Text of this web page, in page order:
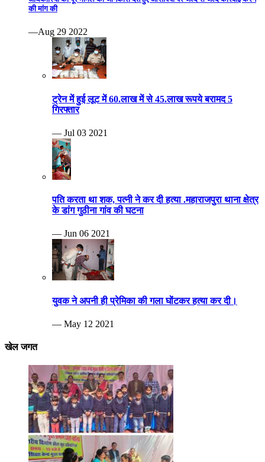
की मांग की
—Aug 29 2022
ट्रेन में हुई लूट में 60.लाख में से 45.लाख रूपये बरामद 5
गिरफ्तार
— Jul 03 2021
पति करता था शक, पत्नी ने कर दी हत्या .महाराजपुरा थाना क्षेत्र
के डांग गुठीना गांव की घटना
— Jun 06 2021
युवक ने अपनी ही प्रेमिका की गला घोंटकर हत्या कर दी।
— May 12 2021
खेल जगत